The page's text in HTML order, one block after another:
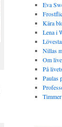
Eva
Kära
Lena i
Nillas
Om
På
Paulas